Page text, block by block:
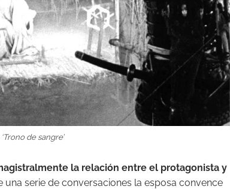
de sangre’
la relación entre el protagonista y
una serie de conversaciones la esposa convence